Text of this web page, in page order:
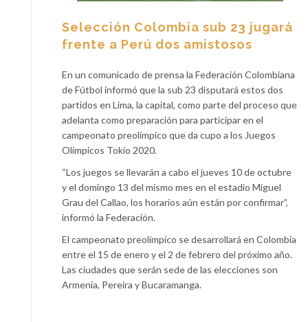
Selección Colombia sub 23 jugará
frente a Perú dos amistosos
En un comunicado de prensa la Federación Colombiana
de Fútbol informó que la sub 23 disputará estos dos
partidos en Lima, la capital, como parte del proceso que
adelanta como preparación para participar en el
campeonato preolímpico que da cupo a los Juegos
Olímpicos Tokio 2020.
“Los juegos se llevarán a cabo el jueves 10 de octubre
y el domingo 13 del mismo mes en el estadio Miguel
Grau del Callao, los horarios aún están por confirmar”,
informó la Federación.
El campeonato preolímpico se desarrollará en Colombia
entre el 15 de enero y el 2 de febrero del próximo año.
Las ciudades que serán sede de las elecciones son
Armenia, Pereira y Bucaramanga.